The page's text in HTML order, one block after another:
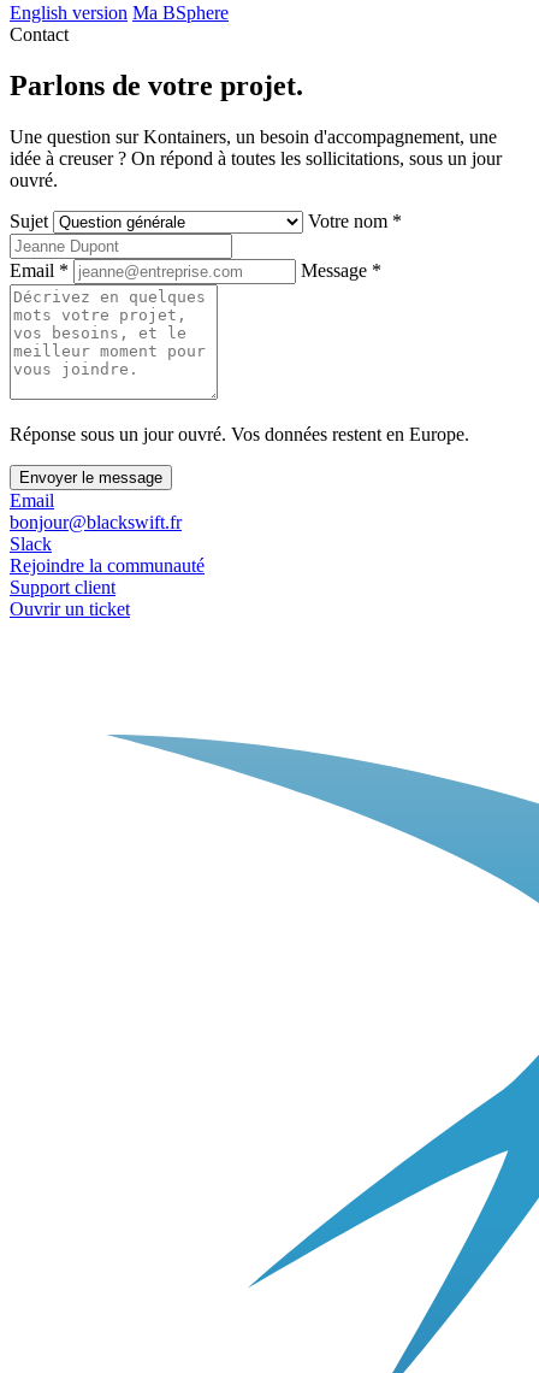
English version Ma BSphere
Contact
Parlons de votre projet.
Une question sur Kontainers, un besoin d'accompagnement, une
idée à creuser ? On répond à toutes les sollicitations, sous un jour
ouvré.
Sujet
Votre nom *
Email * Message *
Réponse sous un jour ouvré. Vos données restent en Europe.
Envoyer le message
Email
bonjour@blackswift.fr
Slack
Rejoindre la communauté
Support client
Ouvrir un ticket